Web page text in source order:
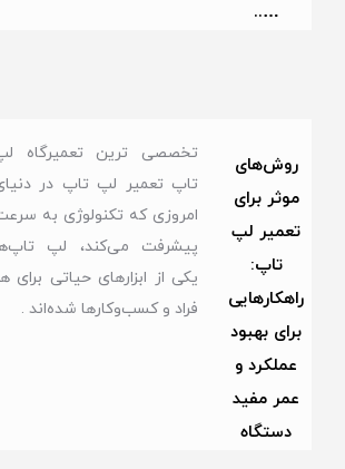
…..
روش‌های
موثر برای
تعمیر لپ
تاپ:
راهکارهایی
برای بهبود
عملکرد و
عمر مفید
دستگاه
تخصصی ترین تعمیرگاه
تاپ تعمیر لپ تاپ در
امروزی که تکنولوژی به
پیشرفت می‌کند، لپ
یکی از ابزارهای حیاتی برای
فراد و کسب‌وکارها شده‌اند .